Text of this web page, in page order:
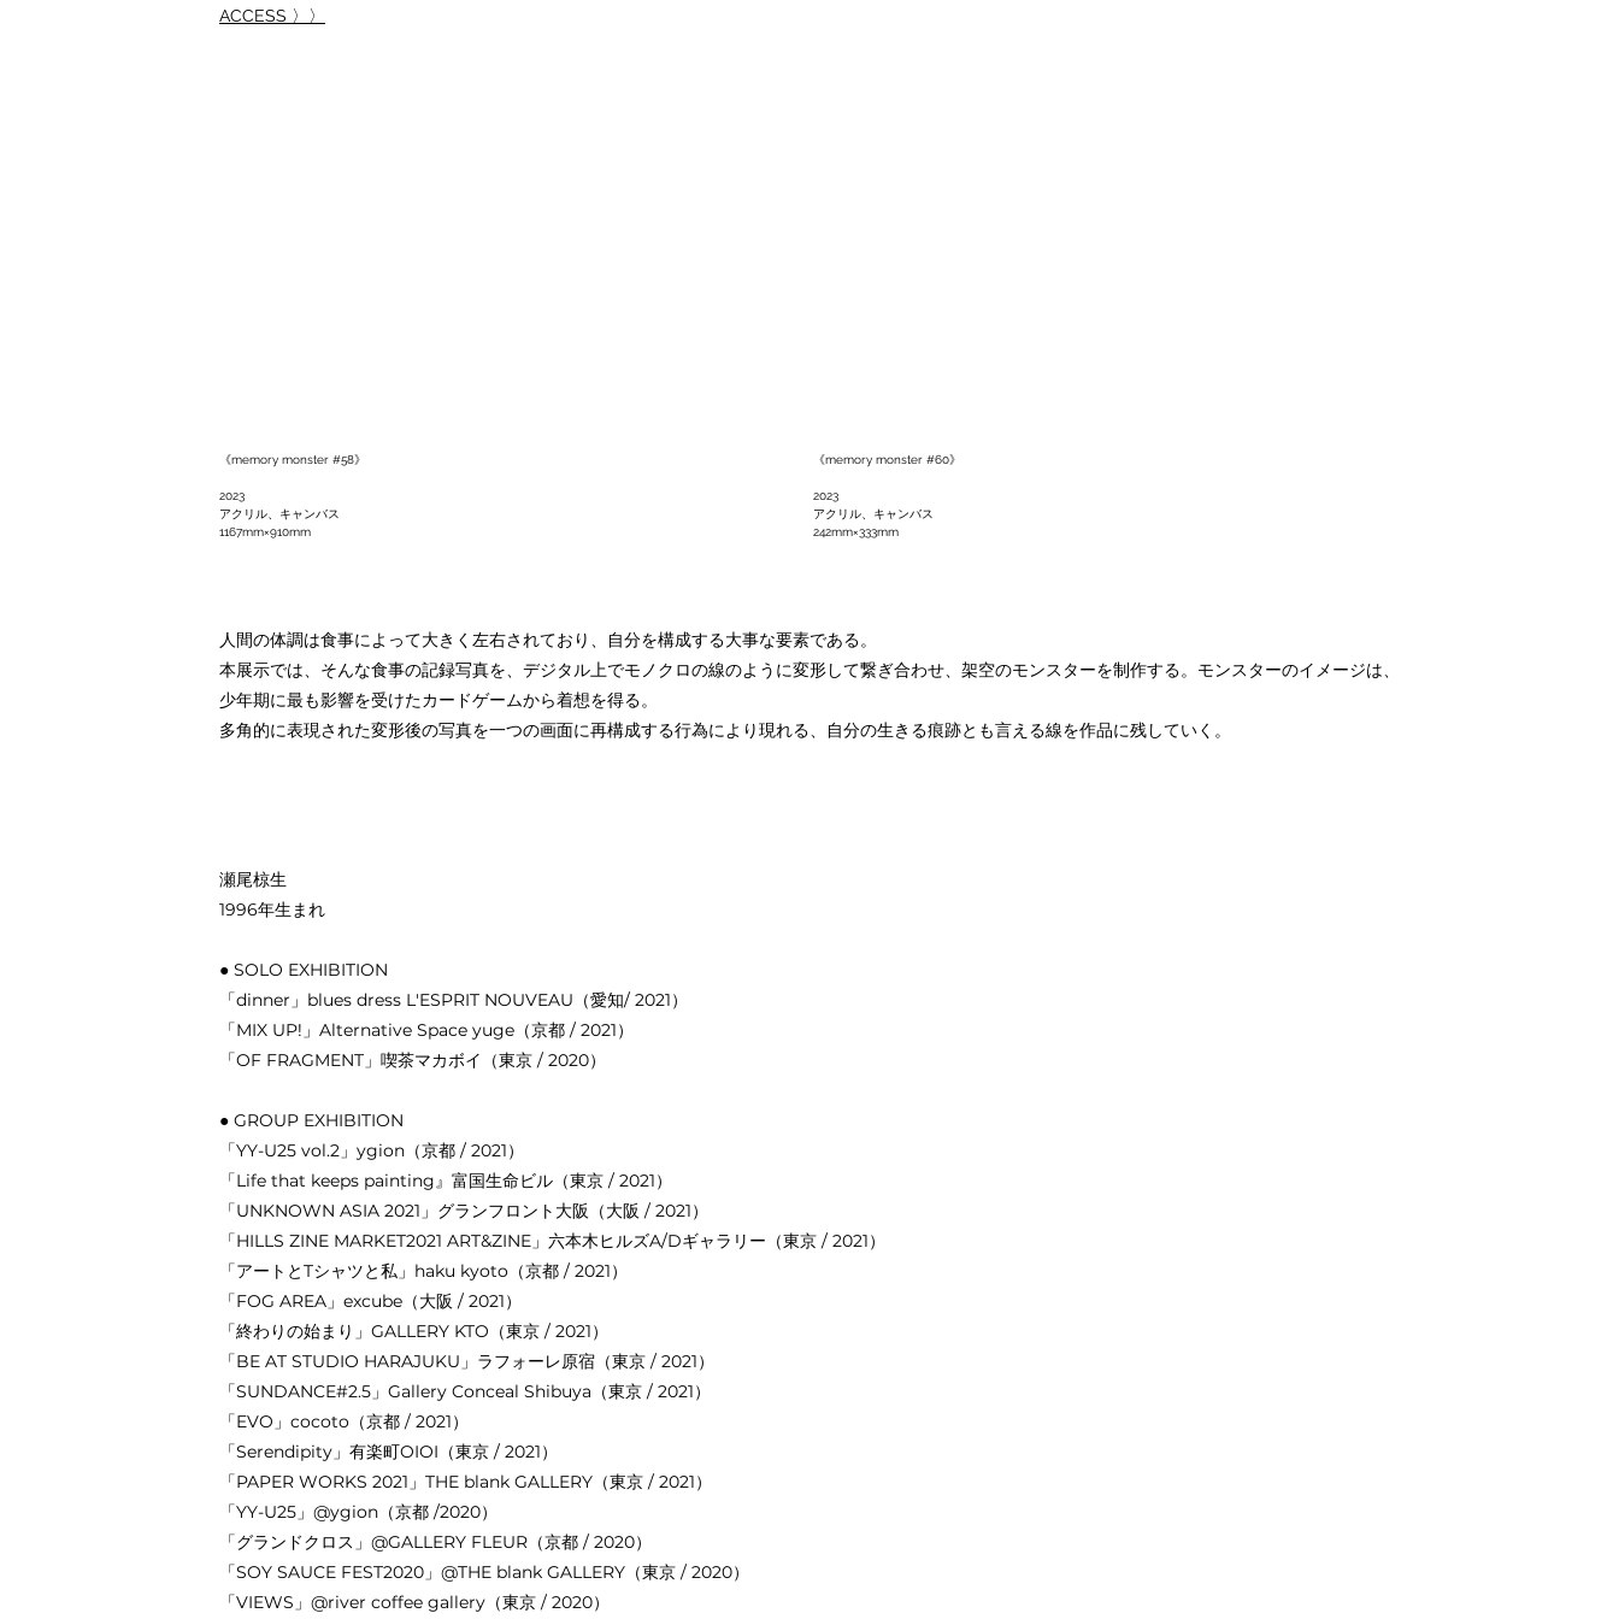
ACCESS 〉〉
《memory monster #58》
2023
アクリル、キャンバス
1167mm×910mm
《memory monster #60》
2023
アクリル、キャンバス
242mm×333mm
人間の体調は食事によって大きく左右されており、自分を構成する大事な要素である。
本展示では、そんな食事の記録写真を、デジタル上でモノクロの線のように変形して繋ぎ合わせ、架空のモンスターを制作する。モンスターのイメージは、
少年期に最も影響を受けたカードゲームから着想を得る。
多角的に表現された変形後の写真を一つの画面に再構成する行為により現れる、自分の生きる痕跡とも言える線を作品に残していく。
瀬尾椋生
1996年生まれ
● SOLO EXHIBITION
「dinner」blues dress L'ESPRIT NOUVEAU（愛知/ 2021）
「MIX UP!」Alternative Space yuge（京都 / 2021）
「OF FRAGMENT」喫茶マカボイ（東京 / 2020）
● GROUP EXHIBITION
「YY-U25 vol.2」ygion（京都 / 2021）
「Life that keeps painting』富国生命ビル（東京 / 2021）
「UNKNOWN ASIA 2021」グランフロント大阪（大阪 / 2021）
「HILLS ZINE MARKET2021 ART&ZINE」六本木ヒルズA/Dギャラリー（東京 / 2021）
「アートとTシャツと私」haku kyoto（京都 / 2021）
「FOG AREA」excube（大阪 / 2021）
「終わりの始まり」GALLERY KTO（東京 / 2021）
「BE AT STUDIO HARAJUKU」ラフォーレ原宿（東京 / 2021）
「SUNDANCE#2.5」Gallery Conceal Shibuya（東京 / 2021）
「EVO」cocoto（京都 / 2021）
「Serendipity」有楽町OIOI（東京 / 2021）
「PAPER WORKS 2021」THE blank GALLERY（東京 / 2021）
「YY-U25」@ygion（京都 /2020）
「グランドクロス」@GALLERY FLEUR（京都 / 2020）
「SOY SAUCE FEST2020」@THE blank GALLERY（東京 / 2020）
「VIEWS」@river coffee gallery（東京 / 2020）